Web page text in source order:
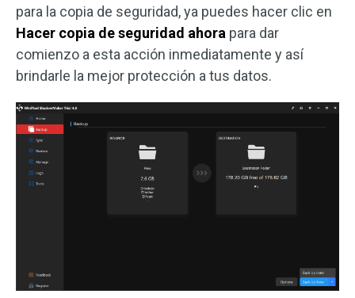
para la copia de seguridad, ya puedes hacer clic en
Hacer copia de seguridad ahora para dar
comienzo a esta acción inmediatamente y así
brindarle la mejor protección a tus datos.